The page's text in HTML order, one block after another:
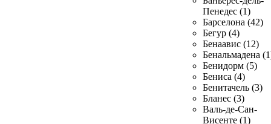
Пенедес (1)
Барселона (42)
Бегур (4)
Бенаавис (12)
Бенальмадена
Бенидорм (5)
Бениса (4)
Бенитачель (3)
Бланес (3)
Валь-де-Сан-
Висенте (1)